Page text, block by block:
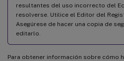
resultantes del uso incorrecto del
resolverse. Utilice el Editor del
Asegúrese de hacer una copia de
editarlo.
Para obtener información sobre cómo